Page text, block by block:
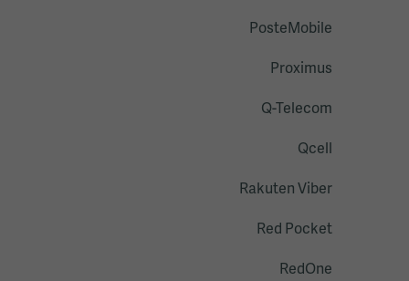
PosteMobile
Proximus
Q-Telecom
Qcell
Rakuten Viber
Red Pocket
RedOne